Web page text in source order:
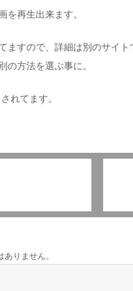
を再生出来ます。
ますので、詳細は別のサイト
方法を選ぶ事に。
れてます。
記
りません。